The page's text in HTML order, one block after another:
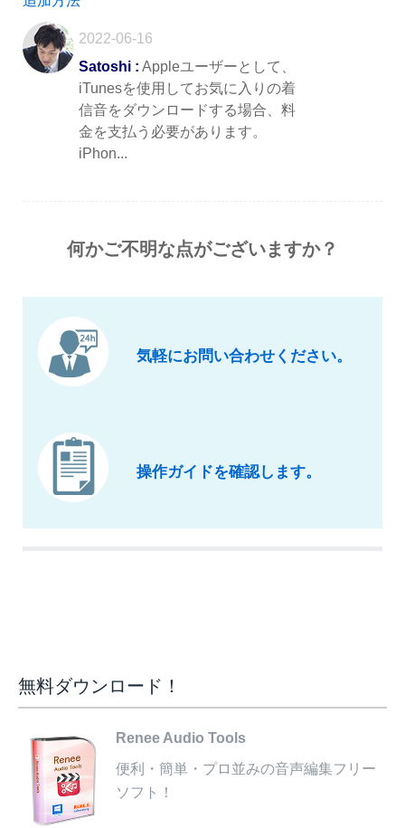
2022-06-16
Satoshi : Appleユーザーとして、
iTunesを使用してお気に入りの着
信音をダウンロードする場合、料
金を支払う必要があります。
iPhon...
何かご不明な点がございますか？
気軽にお問い合わせください。
操作ガイドを確認します。
無料ダウンロード！
Renee Audio Tools
便利・簡単・プロ並みの音声編集フリー
ソフト！